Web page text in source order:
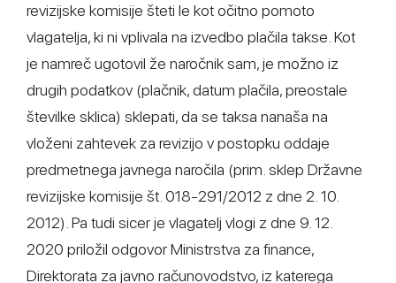
revizijske komisije šteti le kot očitno pomoto
vlagatelja, ki ni vplivala na izvedbo plačila takse. Kot
je namreč ugotovil že naročnik sam, je možno iz
drugih podatkov (plačnik, datum plačila, preostale
številke sklica) sklepati, da se taksa nanaša na
vloženi zahtevek za revizijo v postopku oddaje
predmetnega javnega naročila (prim. sklep Državne
revizijske komisije št. 018-291/2012 z dne 2. 10.
2012). Pa tudi sicer je vlagatelj vlogi z dne 9. 12.
2020 priložil odgovor Ministrstva za finance,
Direktorata za javno računovodstvo, iz katerega